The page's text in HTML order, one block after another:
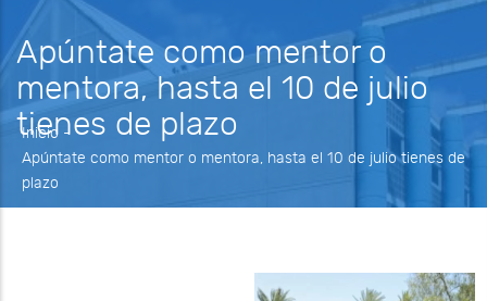
Inicio -
Apúntate como mentor o mentora, hasta el 10 de julio tienes de
plazo
Apúntate como mentor o
mentora, hasta el 10 de julio
tienes de plazo